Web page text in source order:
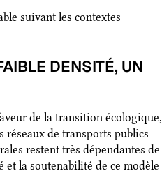
suivant les contextes
DENSITÉ, UN
de la transition écologique,
réseaux de transports publics
restent très dépendantes de
et la soutenabilité de ce modèle